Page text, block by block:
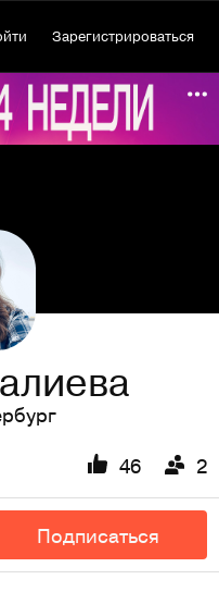
Зарегистрироваться
46 2
Подписаться